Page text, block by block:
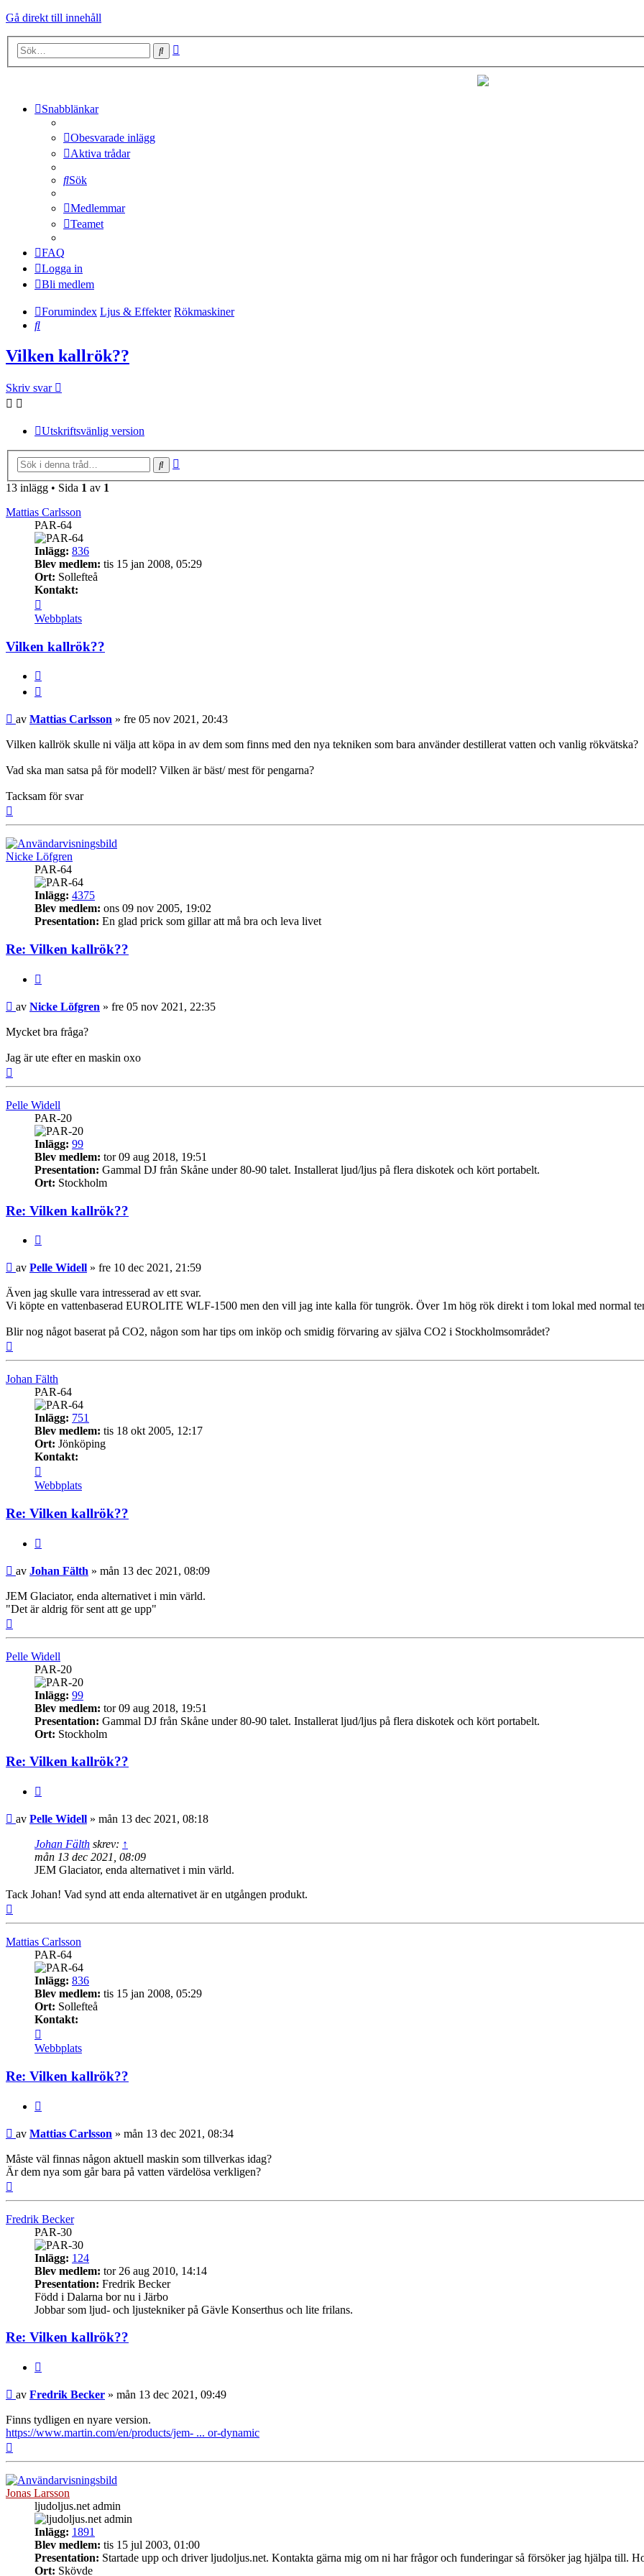
Gå direkt till innehåll
Sök
Snabblänkar
Obesvarade inlägg
Aktiva trådar
Sök
Medlemmar
Teamet
FAQ
Logga in
Bli medlem
Forumindex Ljus & Effekter Rökmaskiner
Sök
Vilken kallrök??
Skriv svar
Utskriftsvänlig version
Sök
13 inlägg • Sida 1 av 1
Mattias Carlsson
PAR-64
Inlägg: 836
Blev medlem: tis 15 jan 2008, 05:29
Ort: Sollefteå
Kontakt:
Mattias
Carlsson
Webbplats
Vilken kallrök??
Inlägg
av Mattias Carlsson » fre 05 nov 2021, 20:43
Vilken kallrök skulle ni välja att köpa in av dem som finns med den nya tekniken som bara använder destillerat vatten och vanlig rökvätska?
Vad ska man satsa på för modell? Vilken är bäst/ mest för pengarna?
Tacksam för svar
Nicke Löfgren
PAR-64
Inlägg: 4375
Blev medlem: ons 09 nov 2005, 19:02
Presentation: En glad prick som gillar att må bra och leva livet
Re: Vilken kallrök??
Inlägg
av Nicke Löfgren » fre 05 nov 2021, 22:35
Mycket bra fråga?
Jag är ute efter en maskin oxo
Pelle Widell
PAR-20
Inlägg: 99
Blev medlem: tor 09 aug 2018, 19:51
Presentation: Gammal DJ från Skåne under 80-90 talet. Installerat ljud/ljus på flera diskotek och kört portabelt.
Ort: Stockholm
Re: Vilken kallrök??
Inlägg
av Pelle Widell » fre 10 dec 2021, 21:59
Även jag skulle vara intresserad av ett svar.
Vi köpte en vattenbaserad EUROLITE WLF-1500 men den vill jag inte kalla för tungrök. Över 1m hög rök direkt i tom lokal med normal
Blir nog något baserat på CO2, någon som har tips om inköp och smidig förvaring av själva CO2 i Stockholmsområdet?
Johan Fälth
PAR-64
Inlägg: 751
Blev medlem: tis 18 okt 2005, 12:17
Ort: Jönköping
Kontakt:
Johan
Fälth
Webbplats
Re: Vilken kallrök??
Inlägg
av Johan Fälth » mån 13 dec 2021, 08:09
JEM Glaciator, enda alternativet i min värld.
"Det är aldrig för sent att ge upp"
Pelle Widell
PAR-20
Inlägg: 99
Blev medlem: tor 09 aug 2018, 19:51
Presentation: Gammal DJ från Skåne under 80-90 talet. Installerat ljud/ljus på flera diskotek och kört portabelt.
Ort: Stockholm
Re: Vilken kallrök??
Inlägg
av Pelle Widell » mån 13 dec 2021, 08:18
Johan Fälth skrev: ↑
mån 13 dec 2021, 08:09
JEM Glaciator, enda alternativet i min värld.
Tack Johan! Vad synd att enda alternativet är en utgången produkt.
Mattias Carlsson
PAR-64
Inlägg: 836
Blev medlem: tis 15 jan 2008, 05:29
Ort: Sollefteå
Kontakt:
Mattias
Carlsson
Webbplats
Re: Vilken kallrök??
Inlägg
av Mattias Carlsson » mån 13 dec 2021, 08:34
Måste väl finnas någon aktuell maskin som tillverkas idag?
Är dem nya som går bara på vatten värdelösa verkligen?
Fredrik Becker
PAR-30
Inlägg: 124
Blev medlem: tor 26 aug 2010, 14:14
Presentation: Fredrik Becker
Född i Dalarna bor nu i Järbo
Jobbar som ljud- och ljustekniker på Gävle Konserthus och lite frilans.
Re: Vilken kallrök??
Inlägg
av Fredrik Becker » mån 13 dec 2021, 09:49
Finns tydligen en nyare version.
https://www.martin.com/en/products/jem- ... or-dynamic
Jonas Larsson
ljudoljus.net admin
Inlägg: 1891
Blev medlem: tis 15 jul 2003, 01:00
Presentation: Startade upp och driver ljudoljus.net. Kontakta gärna mig om ni har frågor och funderingar så försöker jag hjälpa till.
Ort: Skövde